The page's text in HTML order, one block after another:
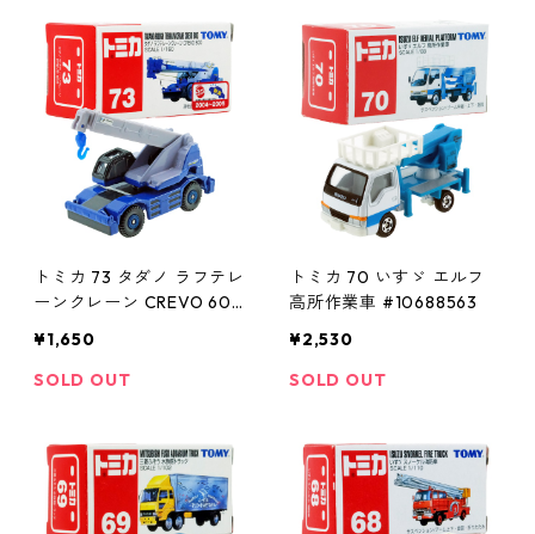
トミカ 73 タダノ ラフテレ
ーンクレーン CREVO 600
¥1,650
SOLD OUT
トミカ 70 いすゞ エルフ
高所作業車 #10688563
¥2,530
SOLD OUT